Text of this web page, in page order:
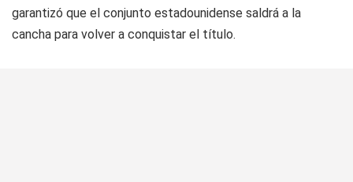
garantizó que el conjunto estadounidense saldrá a la
cancha para volver a conquistar el título.